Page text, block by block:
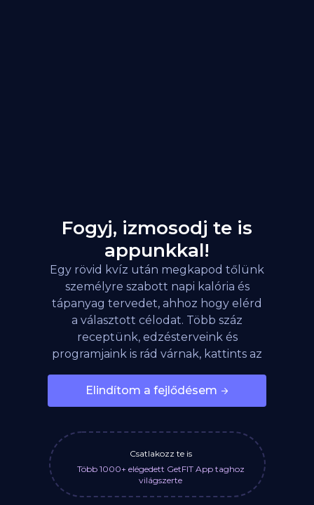
Fogyj, izmosodj te is
appunkkal!
Egy rövid kvíz után megkapod tőlünk
személyre szabott napi kalória és
tápanyag tervedet, ahhoz hogy elérd
a választott célodat. Több száz
receptünk, edzésterveink és
programjaink is rád várnak, kattints az
Elindítom a fejlődésem
Csatlakozz te is
Több 1000+ elégedett GetFIT App taghoz
világszerte